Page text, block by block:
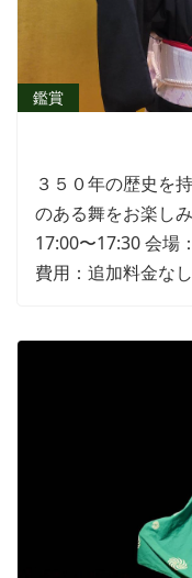
鑑賞
３５０年の歴史を
のある舞をお楽し
17:00〜17:30 会場
費用：追加料金な